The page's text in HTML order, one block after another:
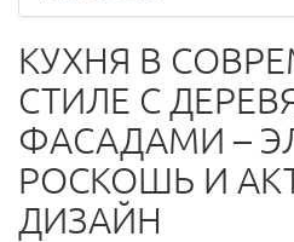
КУХНЯ В
СТИЛЕ С
ФАСАДАМИ –
РОСКОШЬ И
ДИЗАЙН